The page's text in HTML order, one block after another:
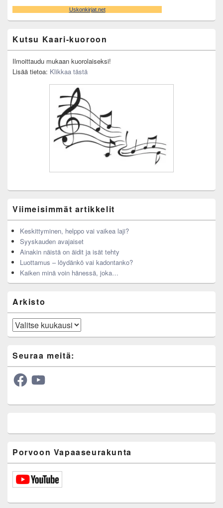
Kutsu Kaari-kuoroon
Ilmoittaudu mukaan kuorolaiseksi!
Lisää tietoa: Klikkaa tästä
Viimeisimmät artikkelit
Keskittyminen, helppo vai vaikea laji?
Syyskauden avajaiset
Ainakin näistä on äidit ja isät tehty
Luottamus – löydänkö vai kadontanko?
Kaiken minä voin hänessä, joka…
Arkisto
Arkisto
Seuraa meitä:
FacebookYouTube
Porvoon Vapaaseurakunta